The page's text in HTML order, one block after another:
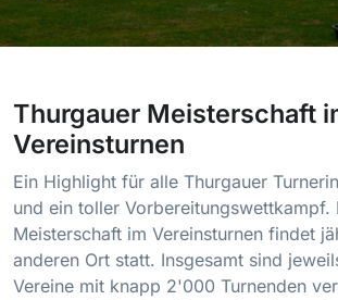
Thurgauer Meisterschaft
Vereinsturnen
Ein Highlight für alle Thurgauer
und ein toller Vorbereitungswettkampf.
Meisterschaft im Vereinsturnen findet
anderen Ort statt. Insgesamt sind
Vereine mit knapp 2'000 Turnenden